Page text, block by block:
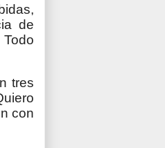
de
tres
con